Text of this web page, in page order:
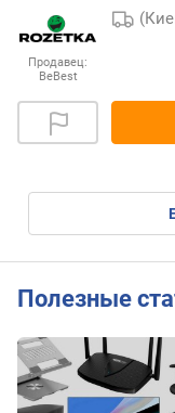
Продавец:
BeBest
Полезные